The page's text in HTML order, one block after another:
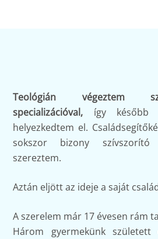
Teológián végeztem
specializációval, így később
helyezkedtem el.
sokszor bizony szívszorító
szereztem.
Aztán eljött az ideje a saját
A szerelem már 17 évesen rám
Három gyermekünk